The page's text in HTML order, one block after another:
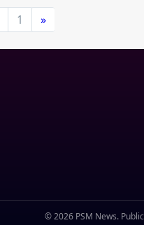
«
1
© 2026 PSM News.